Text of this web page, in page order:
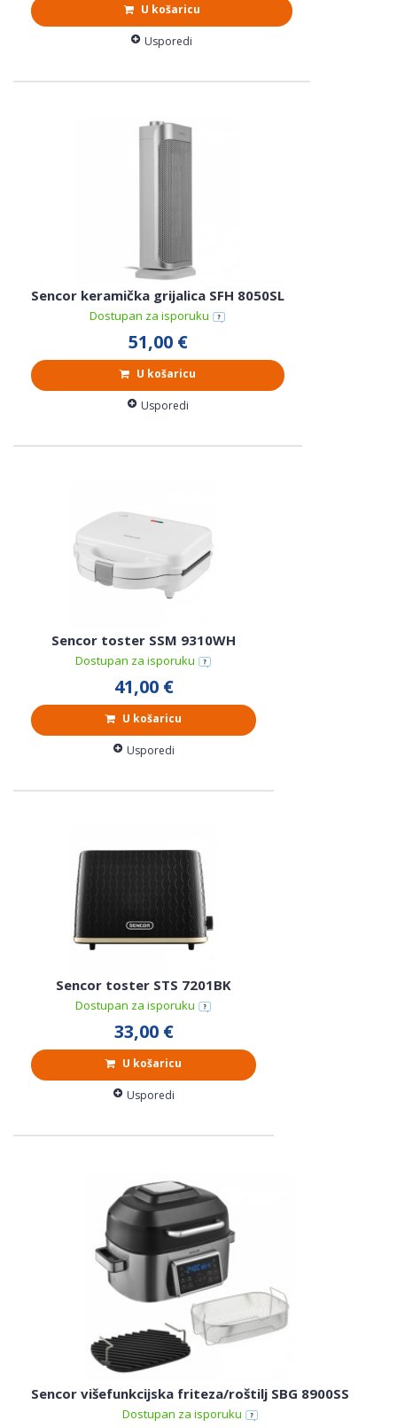
U košaricu
Usporedi
Sencor keramička grijalica SFH 8050SL
Dostupan za isporuku
51,00 €
U košaricu
Usporedi
Sencor toster SSM 9310WH
Dostupan za isporuku
41,00 €
U košaricu
Usporedi
Sencor toster STS 7201BK
Dostupan za isporuku
33,00 €
U košaricu
Usporedi
Sencor višefunkcijska friteza/roštilj SBG 8900SS
Dostupan za isporuku